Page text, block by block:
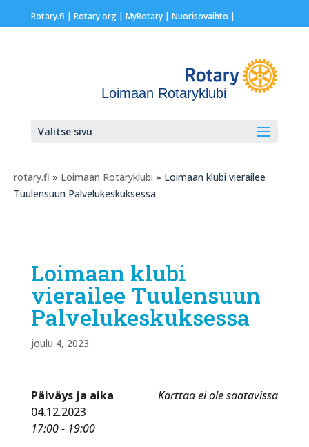
Rotary.fi | Rotary.org| MyRotary | Nuorisovaihto |
Loimaan Rotaryklubi
Valitse sivu
rotary.fi » Loimaan Rotaryklubi » Loimaan klubi vierailee
Tuulensuun Palvelukeskuksessa
Loimaan klubi
vierailee Tuulensuun
Palvelukeskuksessa
joulu 4, 2023
Karttaa ei ole saatavissa
Päiväys ja aika
04.12.2023
17:00 - 19:00